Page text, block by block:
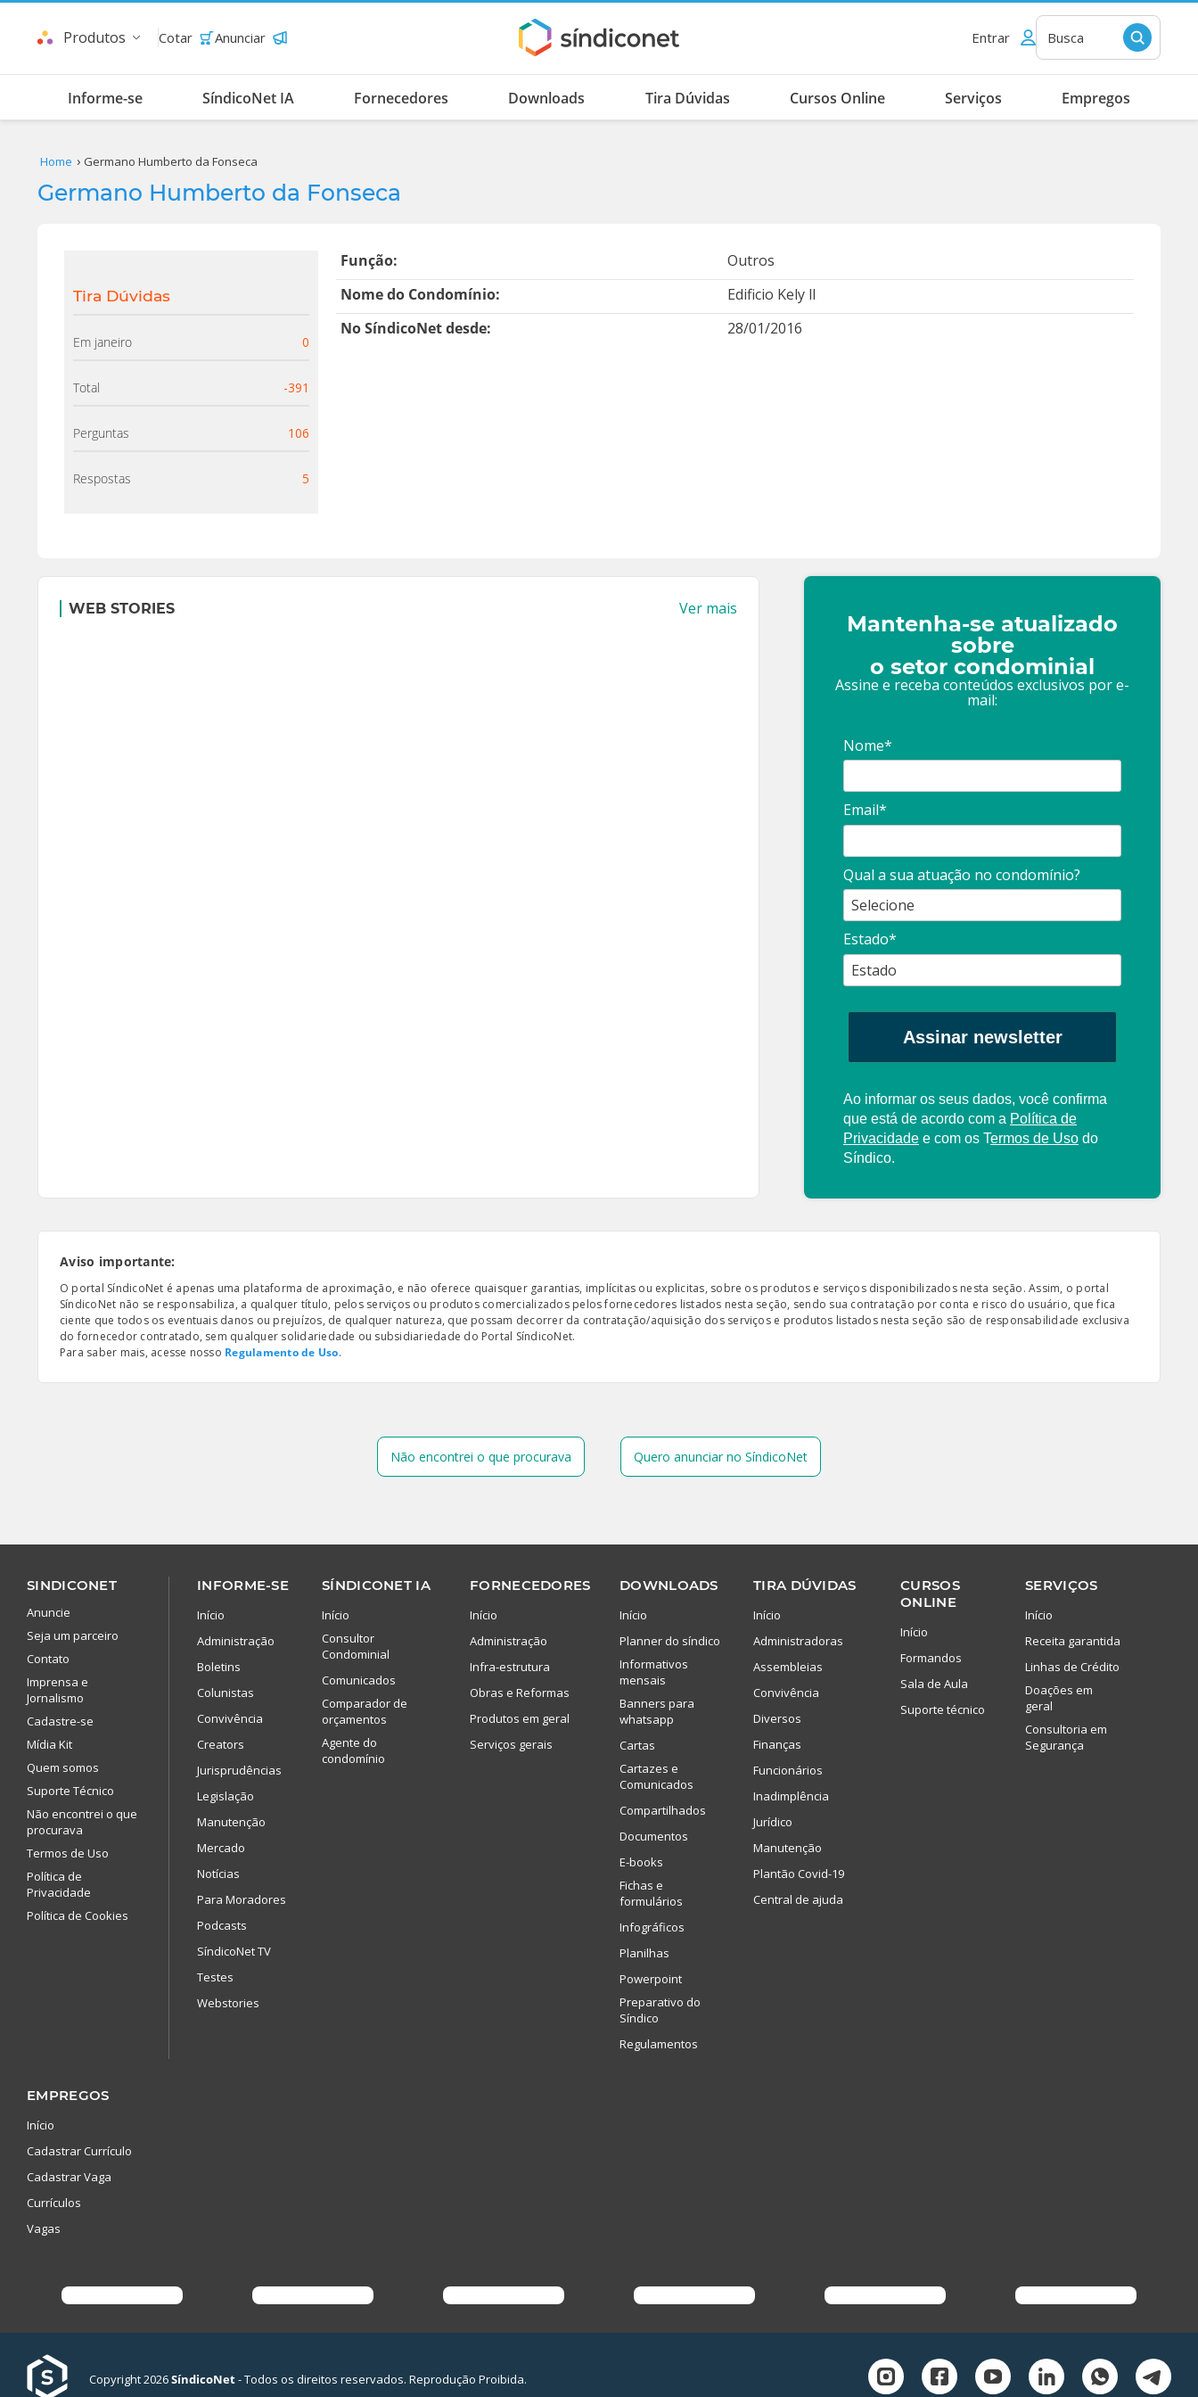
Produtos Cotar Anunciar Entrar Busca
Informe-se SíndicoNet IA Fornecedores Downloads Tira Dúvidas Cursos Online Serviços Empregos
Home Germano Humberto da Fonseca
Germano Humberto da Fonseca
Tira Dúvidas
Em janeiro 0
Total -391
Perguntas 106
Respostas 5
Função:
Outros
Nome do Condomínio:
Edificio Kely ll
No SíndicoNet desde:
28/01/2016
WEB STORIES Ver mais
Mantenha-se atualizado
sobre
o setor condominial
Assine e receba conteúdos exclusivos por e-
mail:
Nome*
Email*
Qual a sua atuação no condomínio?
Estado*
Assinar newsletter
Ao informar os seus dados, você confirma
que está de acordo com a Política de
Privacidade e com os Termos de Uso do
Síndico.
Aviso importante:
O portal SíndicoNet é apenas uma plataforma de aproximação, e não oferece quaisquer garantias, implícitas ou explicitas, sobre os produtos e serviços disponibilizados nesta seção. Assim, o portal
SíndicoNet não se responsabiliza, a qualquer título, pelos serviços ou produtos comercializados pelos fornecedores listados nesta seção, sendo sua contratação por conta e risco do usuário, que fica
ciente que todos os eventuais danos ou prejuízos, de qualquer natureza, que possam decorrer da contratação/aquisição dos serviços e produtos listados nesta seção são de responsabilidade exclusiva
do fornecedor contratado, sem qualquer solidariedade ou subsidiariedade do Portal SíndicoNet.
Para saber mais, acesse nosso Regulamento de Uso.
Não encontrei o que procurava Quero anunciar no SíndicoNet
SINDICONET
Anuncie
Seja um parceiro
Contato
Imprensa e
Jornalismo
Cadastre-se
Mídia Kit
Quem somos
Suporte Técnico
Não encontrei o que
procurava
Termos de Uso
Política de
Privacidade
Política de Cookies
INFORME-SE
Início
Administração
Boletins
Colunistas
Convivência
Creators
Jurisprudências
Legislação
Manutenção
Mercado
Notícias
Para Moradores
Podcasts
SíndicoNet TV
Testes
Webstories
SÍNDICONET IA
Início
Consultor
Condominial
Comunicados
Comparador de
orçamentos
Agente do
condomínio
FORNECEDORES
Início
Administração
Infra-estrutura
Obras e Reformas
Produtos em geral
Serviços gerais
DOWNLOADS
Início
Planner do síndico
Informativos
mensais
Banners para
whatsapp
Cartas
Cartazes e
Comunicados
Compartilhados
Documentos
E-books
Fichas e
formulários
Infográficos
Planilhas
Powerpoint
Preparativo do
Síndico
Regulamentos
TIRA DÚVIDAS
Início
Administradoras
Assembleias
Convivência
Diversos
Finanças
Funcionários
Inadimplência
Jurídico
Manutenção
Plantão Covid-19
Central de ajuda
CURSOS
ONLINE
Início
Formandos
Sala de Aula
Suporte técnico
SERVIÇOS
Início
Receita garantida
Linhas de Crédito
Doações em
geral
Consultoria em
Segurança
EMPREGOS
Início
Cadastrar Currículo
Cadastrar Vaga
Currículos
Vagas
Copyright 2026SíndicoNet- Todos os direitos reservados. Reprodução Proibida.